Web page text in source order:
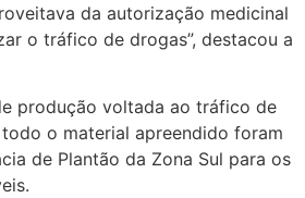
da autorização medicinal
o tráfico de drogas”, destacou a
produção voltada ao tráfico de
o material apreendido foram
de Plantão da Zona Sul para os